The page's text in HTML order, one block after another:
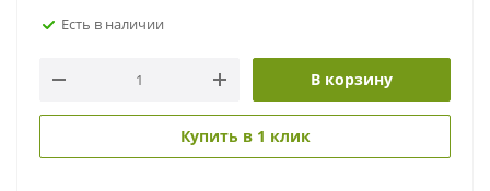
Есть в наличии
В корзину
Купить в 1 клик